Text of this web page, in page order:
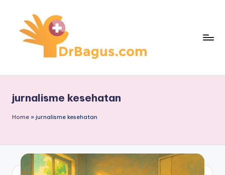
content
jurnalisme kesehatan
Home » jurnalisme kesehatan